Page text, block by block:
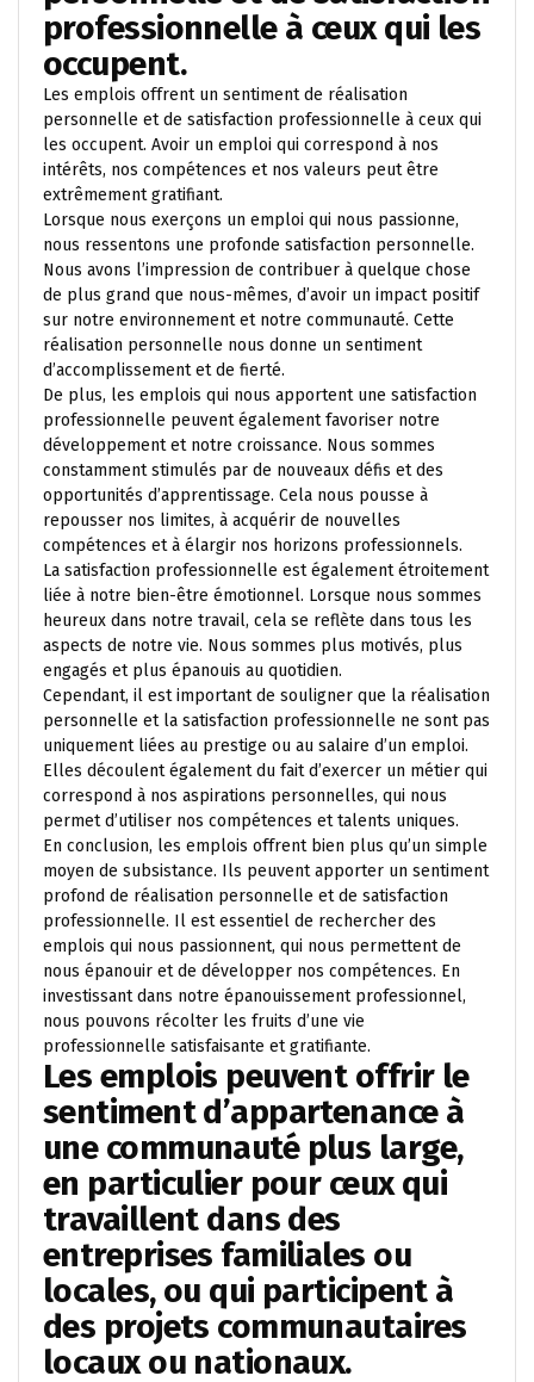
professionnelle à ceux qui les
occupent.
Les emplois offrent un sentiment de réalisation
personnelle et de satisfaction professionnelle à ceux qui
les occupent. Avoir un emploi qui correspond à nos
intérêts, nos compétences et nos valeurs peut être
extrêmement gratifiant.
Lorsque nous exerçons un emploi qui nous passionne,
nous ressentons une profonde satisfaction personnelle.
Nous avons l’impression de contribuer à quelque chose
de plus grand que nous-mêmes, d’avoir un impact positif
sur notre environnement et notre communauté. Cette
réalisation personnelle nous donne un sentiment
d’accomplissement et de fierté.
De plus, les emplois qui nous apportent une satisfaction
professionnelle peuvent également favoriser notre
développement et notre croissance. Nous sommes
constamment stimulés par de nouveaux défis et des
opportunités d’apprentissage. Cela nous pousse à
repousser nos limites, à acquérir de nouvelles
compétences et à élargir nos horizons professionnels.
La satisfaction professionnelle est également étroitement
liée à notre bien-être émotionnel. Lorsque nous sommes
heureux dans notre travail, cela se reflète dans tous les
aspects de notre vie. Nous sommes plus motivés, plus
engagés et plus épanouis au quotidien.
Cependant, il est important de souligner que la réalisation
personnelle et la satisfaction professionnelle ne sont pas
uniquement liées au prestige ou au salaire d’un emploi.
Elles découlent également du fait d’exercer un métier qui
correspond à nos aspirations personnelles, qui nous
permet d’utiliser nos compétences et talents uniques.
En conclusion, les emplois offrent bien plus qu’un simple
moyen de subsistance. Ils peuvent apporter un sentiment
profond de réalisation personnelle et de satisfaction
professionnelle. Il est essentiel de rechercher des
emplois qui nous passionnent, qui nous permettent de
nous épanouir et de développer nos compétences. En
investissant dans notre épanouissement professionnel,
nous pouvons récolter les fruits d’une vie
professionnelle satisfaisante et gratifiante.
Les emplois peuvent offrir le
sentiment d’appartenance à
une communauté plus large,
en particulier pour ceux qui
travaillent dans des
entreprises familiales ou
locales, ou qui participent à
des projets communautaires
locaux ou nationaux.